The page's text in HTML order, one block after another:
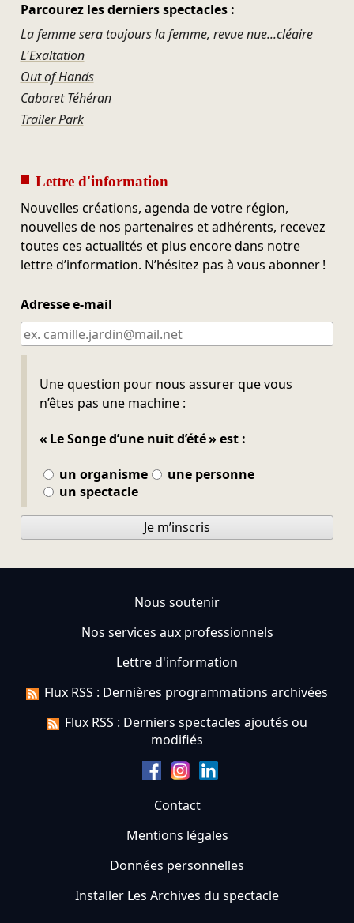
Parcourez les derniers spectacles :
La femme sera toujours la femme, revue nue...cléaire
L'Exaltation
Out of Hands
Cabaret Téhéran
Trailer Park
Lettre d'information
Nouvelles créations, agenda de votre région,
nouvelles de nos partenaires et adhérents, recevez
toutes ces actualités et plus encore dans notre
lettre d’information. N’hésitez pas à vous abonner !
Adresse e-mail
Une question pour nous assurer que vous
n’êtes pas une machine :
« Le Songe d’une nuit d’été » est :
un organisme
une personne
un spectacle
Ne pas remplir
Je m’inscris
Nous soutenir
Nos services aux professionnels
Lettre d'information
Flux RSS : Dernières programmations archivées
Flux RSS : Derniers spectacles ajoutés ou
modifiés
Contact
Mentions légales
Données personnelles
Installer Les Archives du spectacle